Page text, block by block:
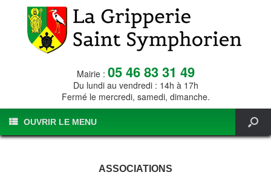
Mairie : 05 46 83 31 49
Du lundi au vendredi : 14h à 17h
Fermé le mercredi, samedi, dimanche.
OUVRIR LE MENU
ASSOCIATIONS